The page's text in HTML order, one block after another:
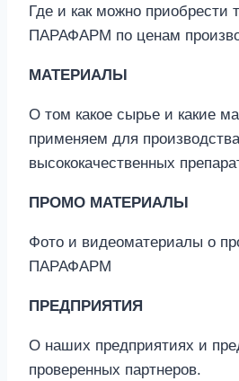
Где и как можно приобрести
ПАРАФАРМ по ценам
МАТЕРИАЛЫ
О том какое сырье и какие
применяем для производства
высококачественных
ПРОМО МАТЕРИАЛЫ
Фото и видеоматериалы о
ПАРАФАРМ
ПРЕДПРИЯТИЯ
О наших предприятиях и
проверенных партнеров.